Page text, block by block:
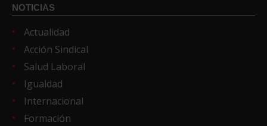
NOTICIAS
Actualidad
Acción Sindical
Salud Laboral
Igualdad
Internacional
Formación